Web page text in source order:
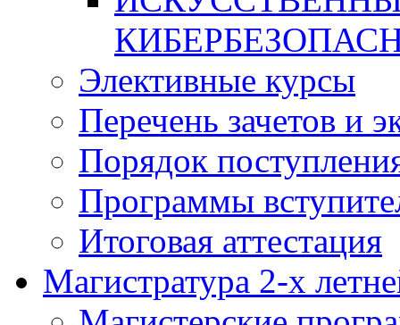
Элективные курсы
Перечень зачетов и
Порядок
Программы
Итоговая аттестация
Магистратура 2-х